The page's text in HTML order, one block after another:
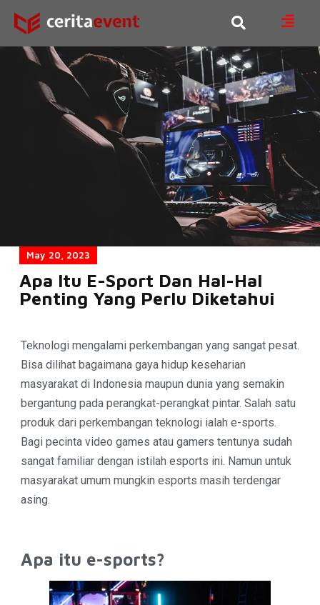
May 20, 2023
Apa Itu E-Sport Dan Hal-Hal
Penting Yang Perlu Diketahui
Teknologi mengalami perkembangan yang sangat pesat.
Bisa dilihat bagaimana gaya hidup keseharian
masyarakat di Indonesia maupun dunia yang semakin
bergantung pada perangkat-perangkat pintar. Salah satu
produk dari perkembangan teknologi ialah e-sports.
Bagi pecinta video games atau gamers tentunya sudah
sangat familiar dengan istilah esports ini. Namun untuk
masyarakat umum mungkin esports masih terdengar
asing.
Apa itu e-sports?